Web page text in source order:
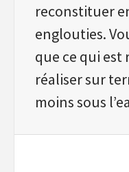
reconstituer
englouties.
que ce qui
réaliser sur
moins sous